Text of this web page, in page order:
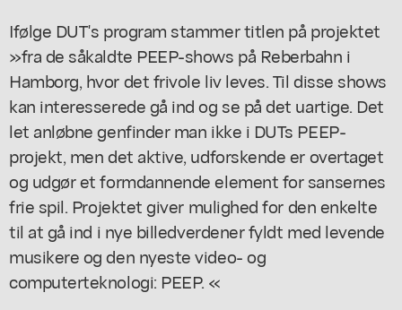
Ifølge DUT's program stammer titlen på projektet
»fra de såkaldte PEEP-shows på Reberbahn i
Hamborg, hvor det frivole liv leves. Til disse shows
kan interesserede gå ind og se på det uartige. Det
let anløbne genfinder man ikke i DUTs PEEP-
projekt, men det aktive, udforskende er overtaget
og udgør et formdannende element for sansernes
frie spil. Projektet giver mulighed for den enkelte
til at gå ind i nye billedverdener fyldt med levende
musikere og den nyeste video- og
computerteknologi: PEEP. «